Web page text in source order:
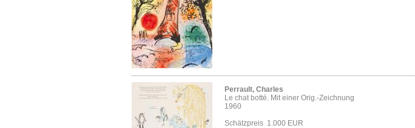
Perrault, Charles
Le chat botté. Mit einer Orig.-Zeichnung
1960
Schätzpreis 1.000 EUR